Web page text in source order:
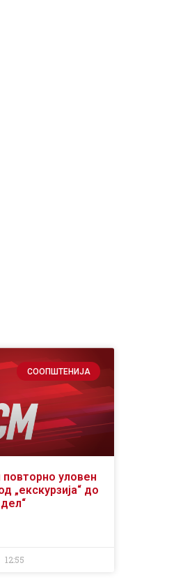
СООПШТЕНИЈА
уловен
„екскурзија“ до
12:55